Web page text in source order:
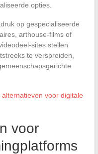
opties.
op gespecialiseerde
arthouse-films of
sites stellen
te verspreiden,
alternatieven voor digitale
voor